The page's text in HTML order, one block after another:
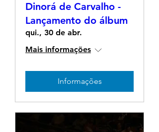
Dinorá de Carvalho -
Lançamento do álbum
qui., 30 de abr.
Mais informações
Informações